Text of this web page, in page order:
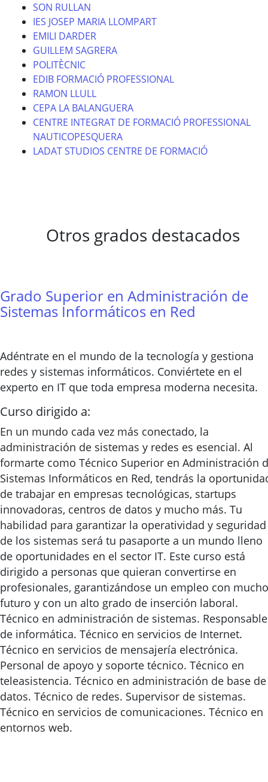
SON RULLAN
IES JOSEP MARIA LLOMPART
EMILI DARDER
GUILLEM SAGRERA
POLITÈCNIC
EDIB FORMACIÓ PROFESSIONAL
RAMON LLULL
CEPA LA BALANGUERA
CENTRE INTEGRAT DE FORMACIÓ PROFESSIONAL
NAUTICOPESQUERA
LADAT STUDIOS CENTRE DE FORMACIÓ
Otros grados destacados
Grado Superior en Administración de
Sistemas Informáticos en Red
Adéntrate en el mundo de la tecnología y gestiona
redes y sistemas informáticos. Conviértete en el
experto en IT que toda empresa moderna necesita.
Curso dirigido a:
En un mundo cada vez más conectado, la
administración de sistemas y redes es esencial. Al
formarte como Técnico Superior en Administración
Sistemas Informáticos en Red, tendrás la
de trabajar en empresas tecnológicas, startups
innovadoras, centros de datos y mucho más. Tu
habilidad para garantizar la operatividad y seguridad
de los sistemas será tu pasaporte a un mundo lleno
de oportunidades en el sector IT. Este curso está
dirigido a personas que quieran convertirse en
profesionales, garantizándose un empleo con mucho
futuro y con un alto grado de inserción laboral.
Técnico en administración de sistemas. Responsable
de informática. Técnico en servicios de Internet.
Técnico en servicios de mensajería electrónica.
Personal de apoyo y soporte técnico. Técnico en
teleasistencia. Técnico en administración de base de
datos. Técnico de redes. Supervisor de sistemas.
Técnico en servicios de comunicaciones. Técnico en
entornos web.